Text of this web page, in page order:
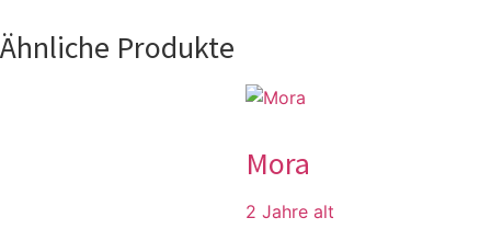
Ähnliche Produkte
Mora
2 Jahre alt